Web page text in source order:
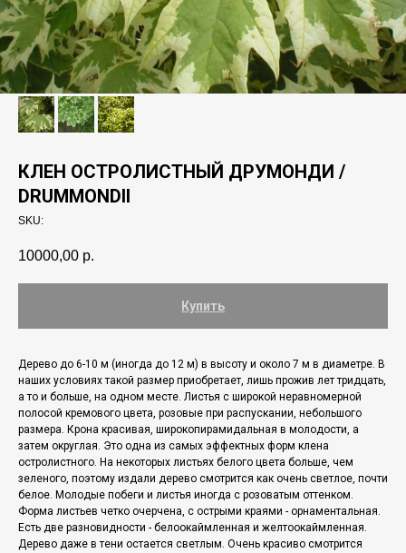
КЛЕН ОСТРОЛИСТНЫЙ ДРУМОНДИ /
DRUMMONDII
SKU:
10000,00 р.
Купить
Дерево до 6-10 м (иногда до 12 м) в высоту и около 7 м в диаметре. В
наших условиях такой размер приобретает, лишь прожив лет тридцать,
а то и больше, на одном месте. Листья с широкой неравномерной
полосой кремового цвета, розовые при распускании, небольшого
размера. Крона красивая, широкопирамидальная в молодости, а
затем округлая. Это одна из самых эффектных форм клена
остролистного. На некоторых листьях белого цвета больше, чем
зеленого, поэтому издали дерево смотрится как очень светлое, почти
белое. Молодые побеги и листья иногда с розоватым оттенком.
Форма листьев четко очерчена, с острыми краями - орнаментальная.
Есть две разновидности - белоокаймленная и желтоокаймленная.
Дерево даже в тени остается светлым. Очень красиво смотрится